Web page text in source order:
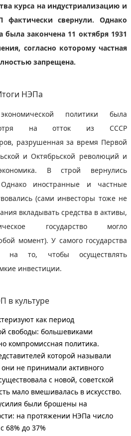
курса на индустриализацию и
фактически свернули. Однако
закончена 11 октября 1931
согласно которому частная
запрещена.
НЭПа
политики была
на отток из СССР
разрушенная за время Первой
и Октябрьской революций и
В строй вернулись
иностранные и частные
(сами инвесторы тоже не
вкладывать средства в активы,
государство могло
момент). У самого государства
на то, чтобы осуществлять
инвестиции.
в культуре
как период
свободы: большевиками
компромиссная политика.
которой называли
не принимали активного
с новой, советской
мало вмешивалась в искусство.
были брошены на
на протяжении НЭПа число
68% до 37%